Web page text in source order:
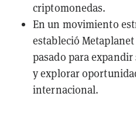
criptomonedas.
En un movimiento
estableció
pasado para
y explorar
internacional.